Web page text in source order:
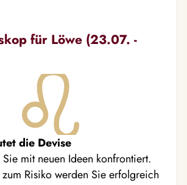
für Löwe (23.07. -
die Devise
mit neuen Ideen konfrontiert.
Risiko werden Sie erfolgreich